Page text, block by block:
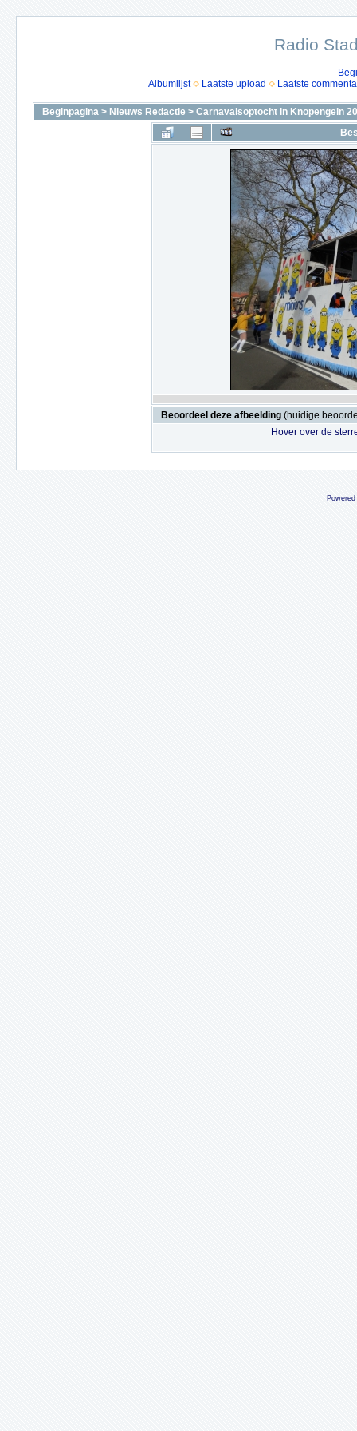
Radio
Albumlijst
Laatste upload Laatste
Beginpagina > Nieuws Redactie > Carnavalsoptocht in Knopengein
Beoordeel deze afbeelding (huidige
Hover over de